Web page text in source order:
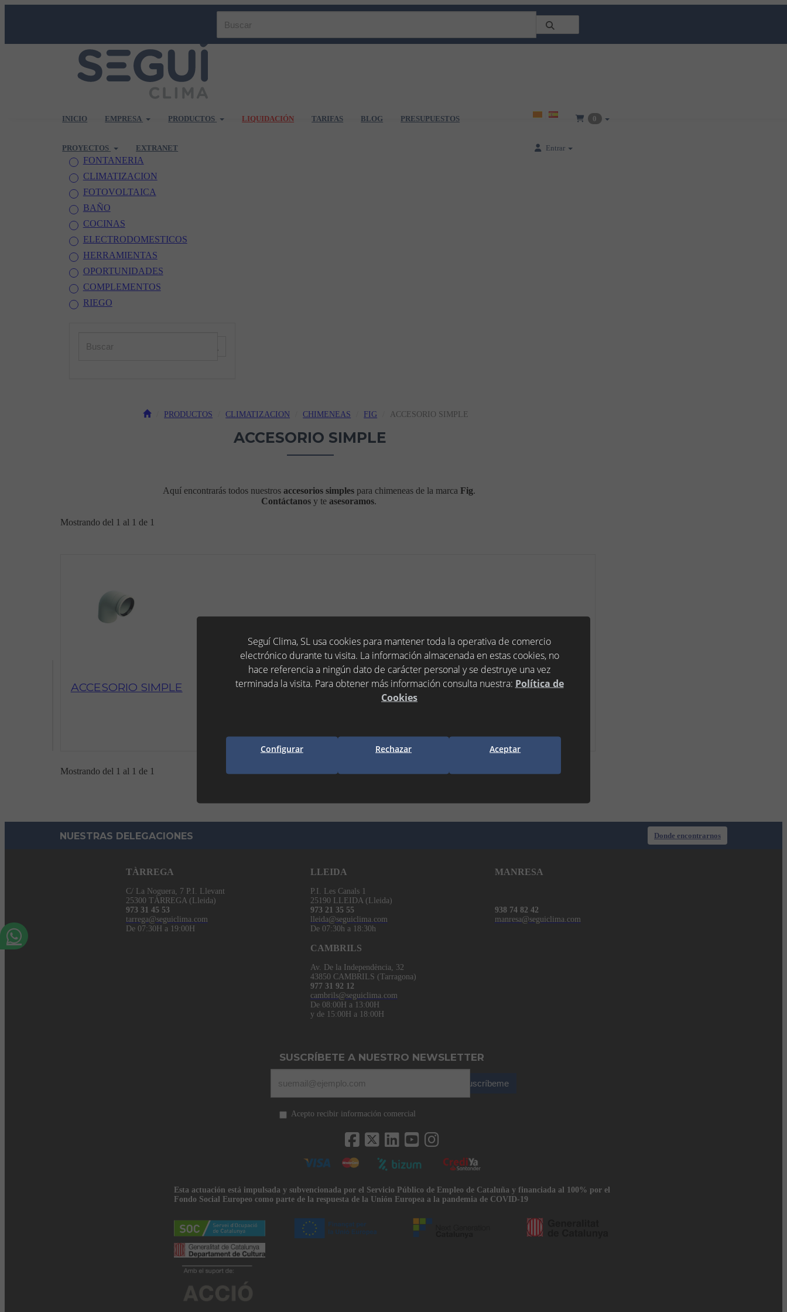
INICIO EMPRESA PRODUCTOS LIQUIDACIÓN TARIFAS BLOG PRESUPUESTOS
PROYECTOS EXTRANET
0
Entrar
FONTANERIA
CLIMATIZACION
FOTOVOLTAICA
BAÑO
COCINAS
ELECTRODOMESTICOS
HERRAMIENTAS
OPORTUNIDADES
COMPLEMENTOS
RIEGO
PRODUCTOS CLIMATIZACION CHIMENEAS FIG ACCESORIO SIMPLE
ACCESORIO SIMPLE
Aquí encontrarás todos nuestros accesorios simples para chimeneas de la marca Fig.
Contáctanosy teasesoramos.
Mostrando del 1 al 1 de 1
ACCESORIO SIMPLE
Mostrando del 1 al 1 de 1
NUESTRAS DELEGACIONES Donde encontrarnos
TÀRREGA
C/ La Noguera, 7 P.I. Llevant
25300 TÀRREGA (Lleida)
973 31 45 53
tarrega@seguiclima.com
De 07:30H a 19:00H
LLEIDA
P.I. Les Canals 1
25190 LLEIDA (Lleida)
973 21 35 55
lleida@seguiclima.com
De 07:30h a 18:30h
MANRESA
938 74 82 42
manresa@seguiclima.com
CAMBRILS
Av. De la Independència, 32
43850 CAMBRILS (Tarragona)
977 31 92 12
cambrils@seguiclima.com
De 08:00H a 13:00H
y de 15:00H a 18:00H
SUSCRÍBETE A NUESTRO NEWSLETTER
Suscríbeme
Acepto recibir información comercial
Esta actuación está impulsada y subvencionada por el Servicio Público de Empleo de Cataluña y financiada al 100% por el
Fondo Social Europeo como parte de la respuesta de la Unión Europea a la pandemia de COVID-19
Seguí Clima, SL usa cookies para mantener toda la operativa de comercio
electrónico durante tu visita. La información almacenada en estas cookies, no
hace referencia a ningún dato de carácter personal y se destruye una vez
terminada la visita. Para obtener más información consulta nuestra: Política de
Cookies
Configurar Rechazar Aceptar